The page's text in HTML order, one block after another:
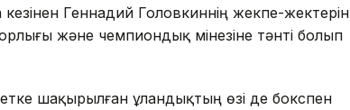
Геннадий Головкиннің жекпе-жектерін
және чемпиондық мінезіне тәнті болып
шақырылған ұландықтың өзі де бокспен